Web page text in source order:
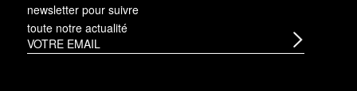
newsletter pour suivre
toute notre actualité